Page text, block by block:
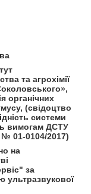
та агрохімії
органічних
(свідоцтво
системи
вимогам ДСТУ
№ 01-0104/2017)
на
за
ультразвукової